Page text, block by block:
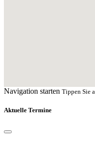
Navigation starten Tippen Sie
Aktuelle Termine